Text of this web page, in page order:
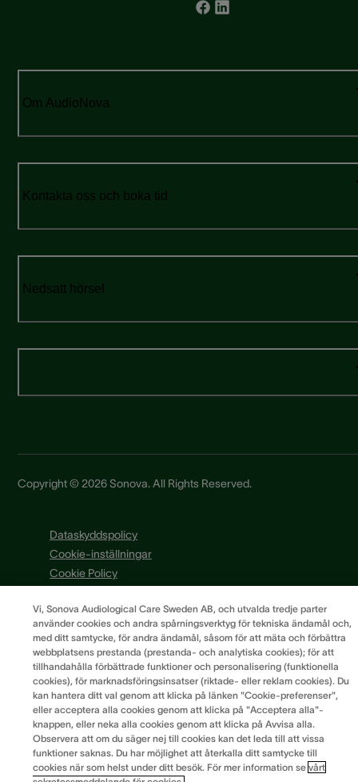
Om AudioNova
Kontakta oss och boka tid
Nedsatt hörsel
Copyright © 2026 Sonova. All Rights Reserved.
Dataskyddspolicy
Cookie-inställningar
Cookie Policy
Användningsvillkor
Allmänna villkor
Sonova skattepolitik
Vi, Sonova Audiological Care Sweden AB, och utvalda tredje parter
använder cookies och andra spårningsverktyg för tekniska ändamål och,
med ditt samtycke, för andra ändamål, såsom för att mäta och förbättra
webbplatsens prestanda (prestanda- och analytiska cookies); för att
tillhandahålla förbättrade funktioner och personalisering (funktionella
cookies), för marknadsföringsinsatser (riktade- eller reklam cookies). Du
kan hantera ditt val genom att klicka på länken "Cookie-preferenser",
eller acceptera alla cookies genom att klicka på "Acceptera alla"-
knappen, eller neka alla cookies genom att klicka på Avvisa alla.
Observera att om du säger nej till cookies kan det leda till att vissa
funktioner saknas. Du har möjlighet att återkalla ditt samtycke till
cookies när som helst under ditt besök. För mer information sevårt